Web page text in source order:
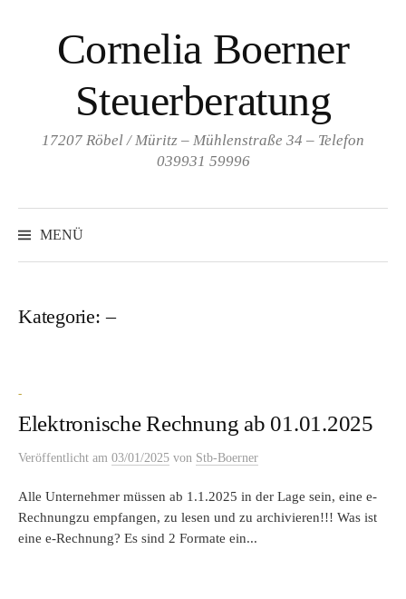
Cornelia Boerner
Steuerberatung
17207 Röbel / Müritz – Mühlenstraße 34 – Telefon
039931 59996
MENÜ
Kategorie:–
-
Elektronische Rechnung ab 01.01.2025
Veröffentlicht am 03/01/2025 von Stb-Boerner
Alle Unternehmer müssen ab 1.1.2025 in der Lage sein, eine e-
Rechnungzu empfangen, zu lesen und zu archivieren!!! Was ist
eine e-Rechnung? Es sind 2 Formate ein...